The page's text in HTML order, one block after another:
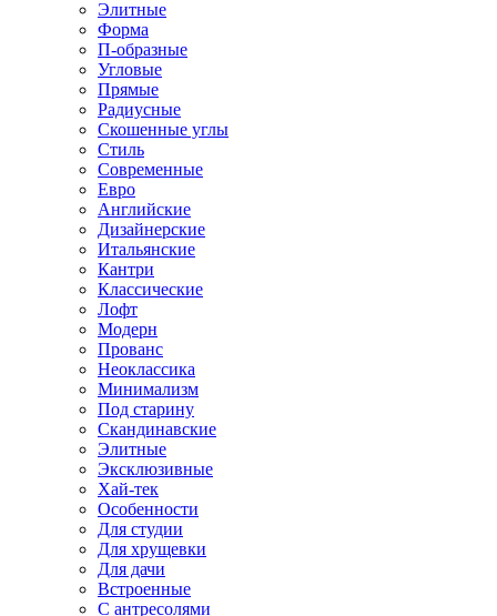
Элитные
Форма
П-образные
Угловые
Прямые
Радиусные
Скошенные углы
Стиль
Современные
Евро
Английские
Дизайнерские
Итальянские
Кантри
Классические
Лофт
Модерн
Прованс
Неоклассика
Минимализм
Под старину
Скандинавские
Элитные
Эксклюзивные
Хай-тек
Особенности
Для студии
Для хрущевки
Для дачи
Встроенные
С антресолями